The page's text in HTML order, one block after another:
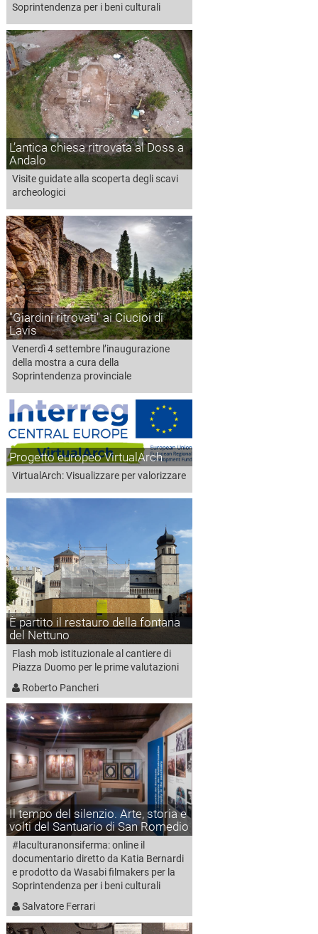
Soprintendenza per i beni culturali
L’antica chiesa ritrovata al Doss a
Andalo
Visite guidate alla scoperta degli scavi
archeologici
"Giardini ritrovati" ai Ciucioi di
Lavis
Venerdì 4 settembre l’inaugurazione
della mostra a cura della
Soprintendenza provinciale
Progetto europeo VirtualArch
VirtualArch: Visualizzare per valorizzare
È partito il restauro della fontana
del Nettuno
Flash mob istituzionale al cantiere di
Piazza Duomo per le prime valutazioni
Roberto Pancheri
Il tempo del silenzio. Arte, storia e
volti del Santuario di San Romedio
#laculturanonsiferma: online il
documentario diretto da Katia Bernardi
e prodotto da Wasabi filmakers per la
Soprintendenza per i beni culturali
Salvatore Ferrari